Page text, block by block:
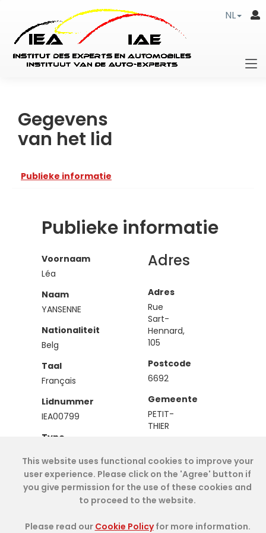
NL
Gegevens
van het lid
Publieke informatie
Publieke informatie
Voornaam
Léa
Naam
YANSENNE
Nationaliteit
Belg
Taal
Français
Lidnummer
IEA00799
Type
Adres
Adres
Rue
Sart-
Hennard,
105
Postcode
6692
Gemeente
PETIT-
THIER
Cookie Policy- IAE-IEA2026-My Dashboard
This website uses functional cookies to improve your
user experience. Please click on the 'Agree' button if
you give permission for the use of these cookies and
to proceed to the website.
Please read our Cookie Policyfor more information.